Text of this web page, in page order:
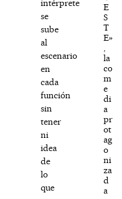
intérprete
se
sube
al
escenario
en
cada
función
sin
tener
ni
idea
de
lo
que
E
S
T
E»
la
co
m
e
di
a
pr
ot
ag
o
ni
za
d
a